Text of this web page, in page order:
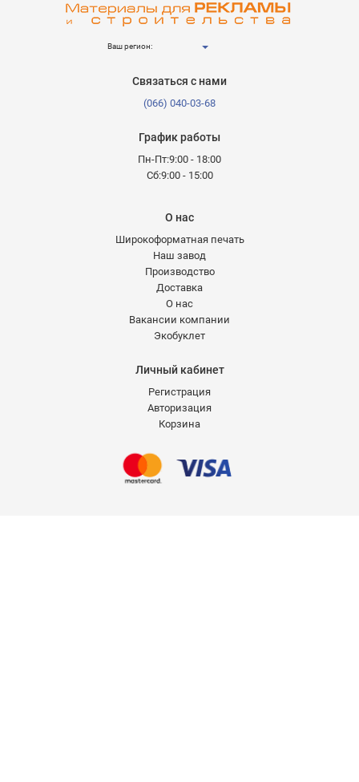
Ваш регион:
Связаться с нами
(066) 040-03-68
График работы
Пн-Пт:9:00 - 18:00
Сб:9:00 - 15:00
О нас
Широкоформатная печать
Наш завод
Производство
Доставка
О нас
Вакансии компании
Экобуклет
Личный кабинет
Регистрация
Авторизация
Корзина